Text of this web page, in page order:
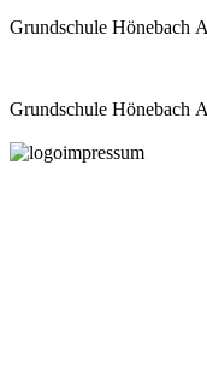
Grundschule
Grundschule